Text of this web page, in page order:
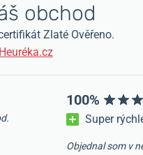
obchod
Zlaté Ověřeno.
100%
Super
Objednal som v